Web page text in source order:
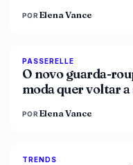
POR Elena Vance
PASSERELLE
O novo guarda-
moda quer voltar
POR Elena Vance
TRENDS